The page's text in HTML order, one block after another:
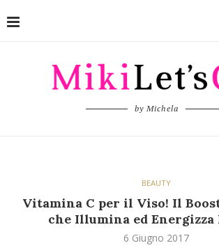
by Michela
BEAUTY
Vitamina C per il Viso! Il
che Illumina ed Energizza
6 Giugno 2017